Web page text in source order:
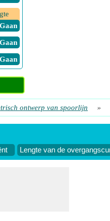
​ Gaan
​ Gaan
​ Gaan
​ Gaan
​ Gaan
​ Gaan
​ Gaan
​ Gaan
ontwerp van spoorlijn »
Lengte van de